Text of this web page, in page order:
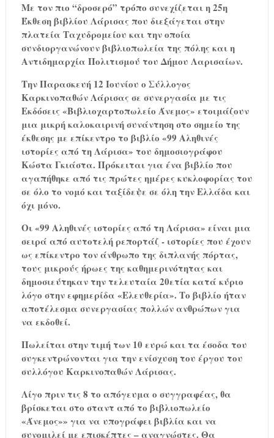
Με τον πιο “δροσερό” τρόπο συνεχίζεται η 25η
Έκθεση βιβλίου Λάρισας που διεξάγεται στην
πλατεία Ταχυδρομείου και την οποία
συνδιοργανώνουν βιβλιοπωλεία της πόλης και η
Αντιδημαρχία Πολιτισμού του Δήμου Λαρισαίων.
Την Παρασκευή 12 Ιουνίου ο Σύλλογος
Καρκινοπαθών Λάρισας σε συνεργασία με τις
Εκδόσεις «Βιβλιοχαρτοπωλείο Άνεμος» ετοιμάζουν
μια μικρή καλοκαιρινή συνάντηση στο σημείο της
έκθεσης με επίκεντρο το βιβλίο «99 Αληθινές
ιστορίες από τη Λάρισα» του δημοσιογράφου
Κώστα Γκιάστα. Πρόκειται για ένα βιβλίο που
αγαπήθηκε από τις πρώτες ημέρες κυκλοφορίας του
σε όλο το νομό και ταξίδεψε σε όλη την Ελλάδα και
όχι μόνο.
Οι «99 Αληθινές ιστορίες από τη Λάρισα» είναι μια
σειρά από αυτοτελή ρεπορτάζ - ιστορίες που έχουν
ως επίκεντρο τον άνθρωπο της διπλανής πόρτας,
τους μικρούς ήρωες της καθημερινότητας και
δημοσιεύτηκαν την τελευταία 20ετία κατά κύριο
λόγο στην εφημερίδα «Ελευθερία». Το βιβλίο ήταν
αποτέλεσμα συνεργασίας πολλών ανθρώπων για
να εκδοθεί.
Πωλείται στην τιμή των 10 ευρώ και τα έσοδα του
συγκεντρώνονται για την ενίσχυση του έργου του
συλλόγου Καρκινοπαθών Λάρισας.
Λίγο πριν τις 8 το απόγευμα ο συγγραφέας, θα
βρίσκεται στο σταντ από το βιβλιοπωλείο
«Άνεμος»» για να υπογράφει βιβλία και να
συνομιλεί με επισκέπτες – αναγνώστες. Θα